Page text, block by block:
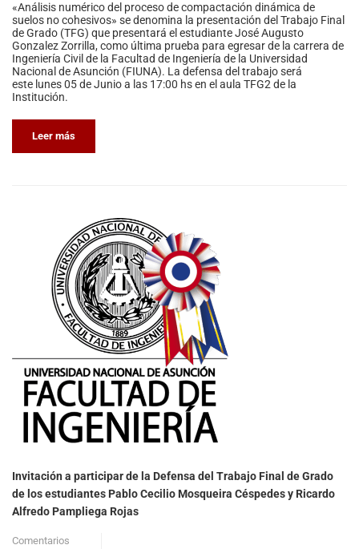
«Análisis numérico del proceso de compactación dinámica de
suelos no cohesivos» se denomina la presentación del Trabajo Final
de Grado (TFG) que presentará el estudiante José Augusto
Gonzalez Zorrilla, como última prueba para egresar de la carrera de
Ingeniería Civil de la Facultad de Ingeniería de la Universidad
Nacional de Asunción (FIUNA). La defensa del trabajo será
este lunes 05 de Junio a las 17:00 hs en el aula TFG2 de la
Institución.
Leer más
Invitación a participar de la Defensa del Trabajo Final de Grado
de los estudiantes Pablo Cecilio Mosqueira Céspedes y Ricardo
Alfredo Pampliega Rojas
Comentarios